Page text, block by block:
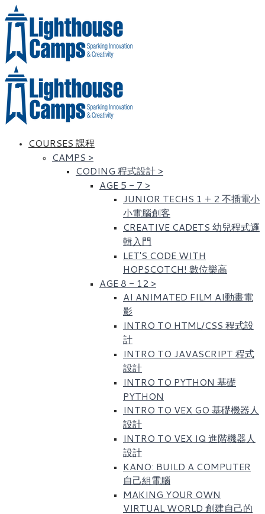
COURSES 課程
CAMPS >
CODING 程式設計 >
AGE 5 - 7 >
JUNIOR TECHS 1 + 2 不插電小
小電腦創客
CREATIVE CADETS 幼兒程式邏
輯入門
LET'S CODE WITH
HOPSCOTCH! 數位樂高​
AGE 8 - 12 >
AI ANIMATED FILM AI動畫電
影
INTRO TO HTML/CSS 程式設
計
INTRO TO JAVASCRIPT 程式
設計
INTRO TO PYTHON 基礎
PYTHON
INTRO TO VEX GO 基礎機器人
設計
INTRO TO VEX IQ 進階機器人
設計
KANO: BUILD A COMPUTER
自己組電腦
MAKING YOUR OWN
VIRTUAL WORLD 創建自己的